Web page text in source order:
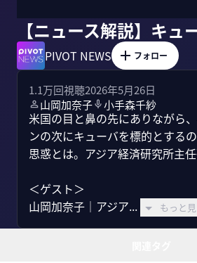
【ニュース解説】キュ
PIVOT NEWS フォロー
1.1万回視聴2026年5月26日
山岡加奈子
小手森千紗
米国の目と鼻の先にありながら
ンの次にキューバを標的とする
思惑とは。アジア経済研究所主
＜ゲスト＞
山岡加奈子｜アジア...
もっと